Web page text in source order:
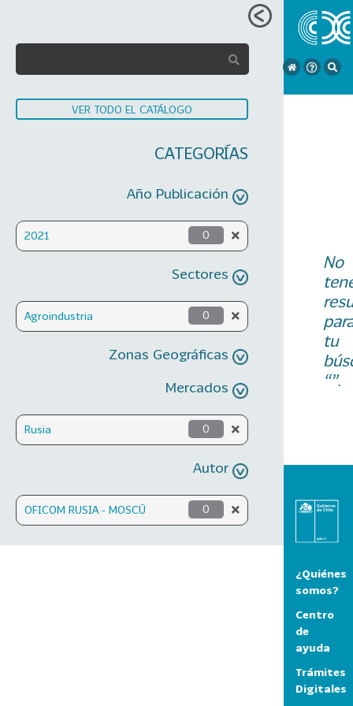
VER TODO EL CATÁLOGO
CATEGORÍAS
Año Publicación
2021 0
Sectores
Agroindustria 0
Zonas Geográficas
Mercados
Rusia 0
Autor
OFICOM RUSIA - MOSCÚ 0
No
tu
“”.
¿Quiénes
somos?
Centro
de
ayuda
Trámites
Digitales